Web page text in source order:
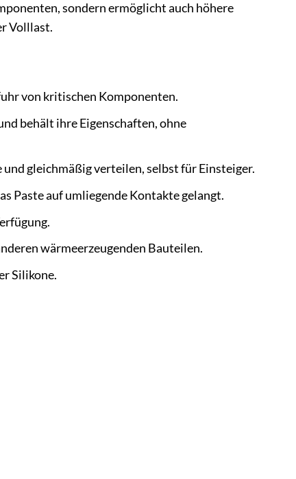
sondern ermöglicht auch höhere
Volllast.
von kritischen Komponenten.
behält ihre Eigenschaften, ohne
gleichmäßig verteilen, selbst für Einsteiger.
Paste auf umliegende Kontakte gelangt.
wärmeerzeugenden Bauteilen.
Silikone.